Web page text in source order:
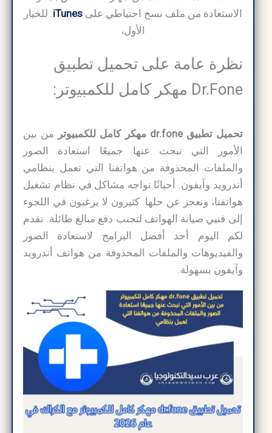
الاستعادة من ملف نسخ احتياطي على iTunes. للخيار
الأول،
نظرة عامة على تحميل تطبيق
Dr.Fone مهكر كامل للكمبيوتر:
تحميل تطبيق dr.fone مهكر كامل للكمبيوتر
من بين
الأمور التي نبحث عنها جميعًا استعادة الصور
والملفات المحذوفة من هواتفنا التي تعمل بنظامي
أندرويد وآيفون. أحيانًا نواجه مشاكل في نظام تشغيل
هواتفنا، ونعجز عن حلها. كثيرون لا يرغبون في اللجوء
إلى فنيي صيانة الهواتف لتجنب دفع مبالغ طائلة. نقدم
لكم اليوم أحد أفضل البرامج لاستعادة الصور
والفيديوهات والملفات المحذوفة من هواتف أندرويد
وآيفون بسهولة.